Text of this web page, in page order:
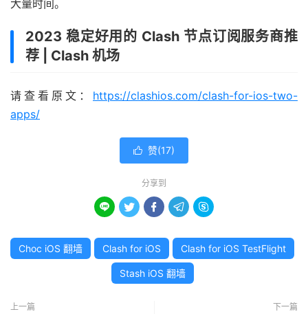
大量时间。
2023 稳定好用的 Clash 节点订阅服务商推
荐 | Clash 机场
请查看原文： https://clashios.com/clash-for-ios-two-
apps/
 赞(17)
分享到
    
Choc iOS 翻墙 Clash for iOS Clash for iOS TestFlight
Stash iOS 翻墙
上一篇 下一篇